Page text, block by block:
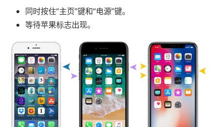
同时按住“主页”键和“电源”键。
等待苹果标志出现。